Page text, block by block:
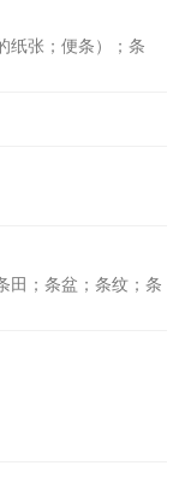
纸张；便条）；条
田；条盆；条纹；条